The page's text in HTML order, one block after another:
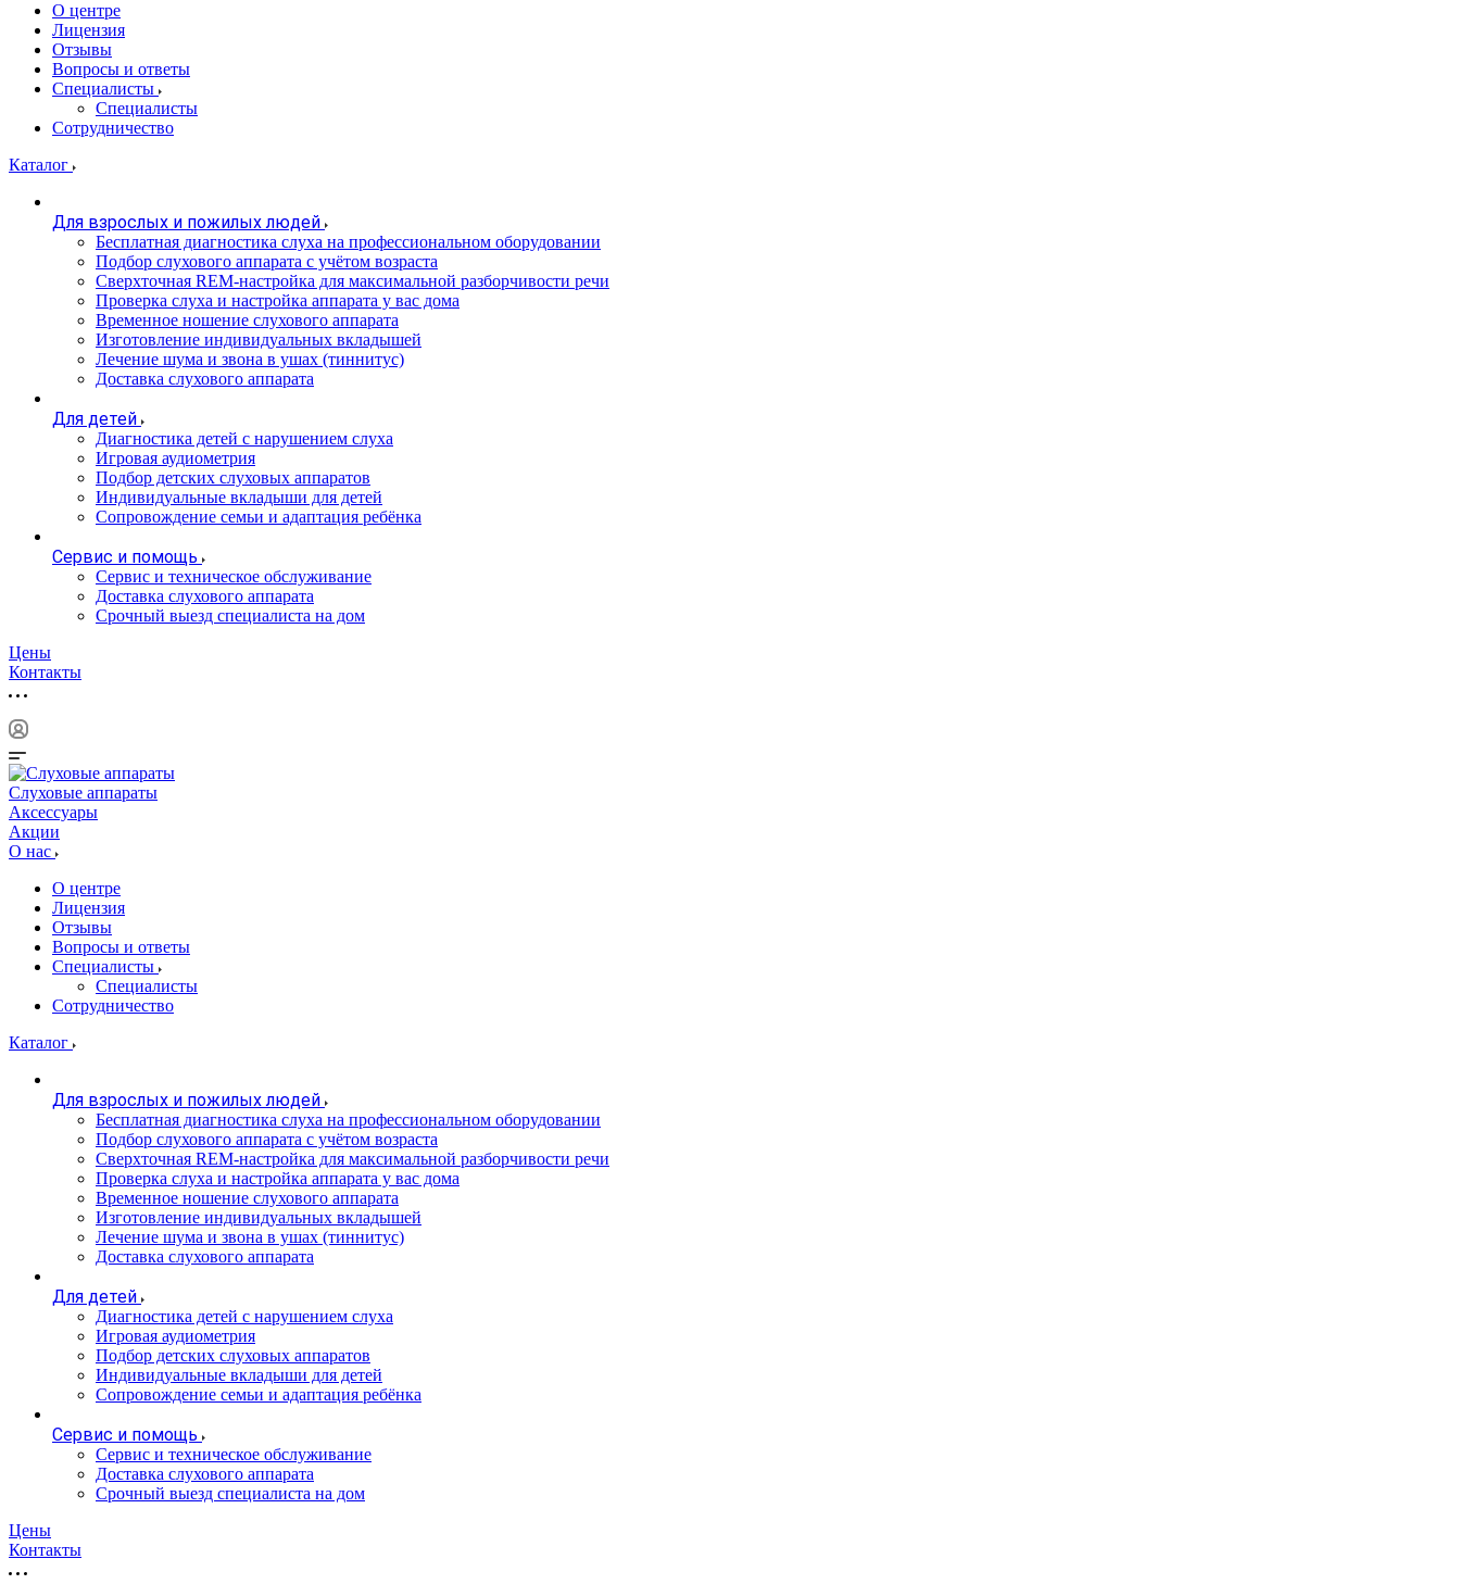
О центре
Лицензия
Отзывы
Вопросы и ответы
Специалисты
Специалисты
Сотрудничество
Каталог
Для взрослых и пожилых людей
Бесплатная диагностика слуха на профессиональном оборудовании
Подбор слухового аппарата с учётом возраста
Сверхточная REM-настройка для максимальной разборчивости речи
Проверка слуха и настройка аппарата у вас дома
Временное ношение слухового аппарата
Изготовление индивидуальных вкладышей
Лечение шума и звона в ушах (тиннитус)
Доставка слухового аппарата
Для детей
Диагностика детей с нарушением слуха
Игровая аудиометрия
Подбор детских слуховых аппаратов
Индивидуальные вкладыши для детей
Сопровождение семьи и адаптация ребёнка
Сервис и помощь
Сервис и техническое обслуживание
Доставка слухового аппарата
Срочный выезд специалиста на дом
Цены
Контакты
Слуховые аппараты
Аксессуары
Акции
О нас
О центре
Лицензия
Отзывы
Вопросы и ответы
Специалисты
Специалисты
Сотрудничество
Каталог
Для взрослых и пожилых людей
Бесплатная диагностика слуха на профессиональном оборудовании
Подбор слухового аппарата с учётом возраста
Сверхточная REM-настройка для максимальной разборчивости речи
Проверка слуха и настройка аппарата у вас дома
Временное ношение слухового аппарата
Изготовление индивидуальных вкладышей
Лечение шума и звона в ушах (тиннитус)
Доставка слухового аппарата
Для детей
Диагностика детей с нарушением слуха
Игровая аудиометрия
Подбор детских слуховых аппаратов
Индивидуальные вкладыши для детей
Сопровождение семьи и адаптация ребёнка
Сервис и помощь
Сервис и техническое обслуживание
Доставка слухового аппарата
Срочный выезд специалиста на дом
Цены
Контакты